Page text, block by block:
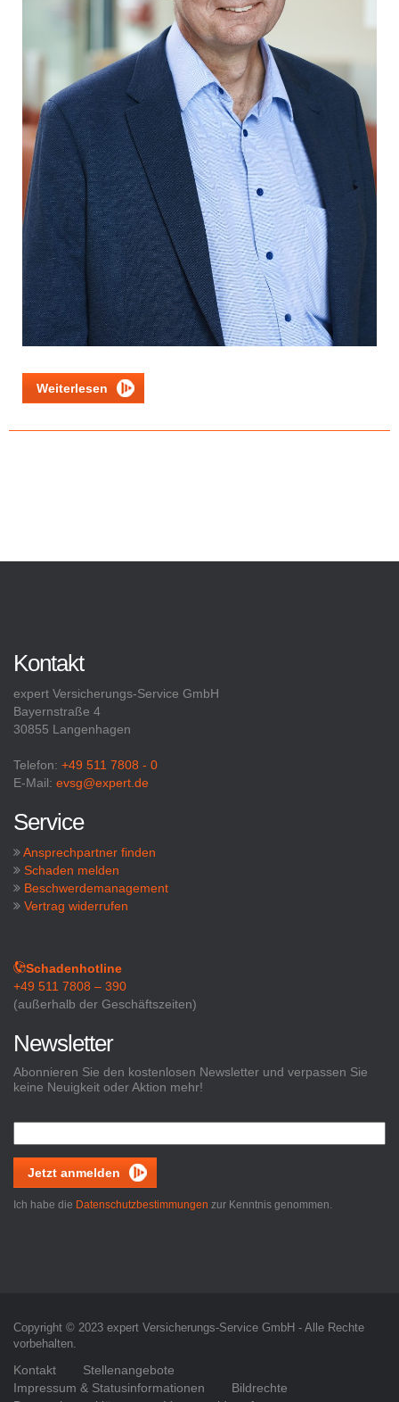
Weiterlesen
Kontakt
expert Versicherungs-Service GmbH
Bayernstraße 4
30855 Langenhagen
Telefon: +49 511 7808 - 0
E-Mail: evsg@expert.de
Service
Ansprechpartner finden
Schaden melden
Beschwerdemanagement
Vertrag widerrufen
Schadenhotline
+49 511 7808 – 390
(außerhalb der Geschäftszeiten)
Newsletter
Abonnieren Sie den kostenlosen Newsletter und verpassen Sie
keine Neuigkeit oder Aktion mehr!
Jetzt anmelden
Ich habe die Datenschutzbestimmungen zur Kenntnis genommen.
Copyright © 2023 expert Versicherungs-Service GmbH - Alle Rechte
vorbehalten.
Kontakt
Stellenangebote
Impressum & Statusinformationen
Bildrechte